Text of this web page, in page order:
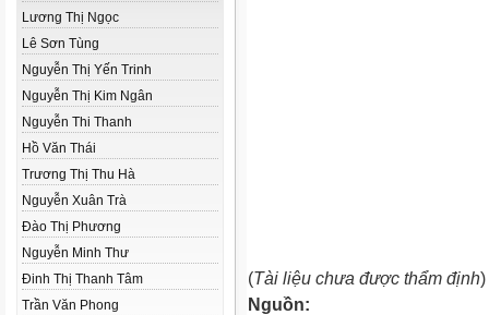
Lương Thị Ngọc
Lê Sơn Tùng
Nguyễn Thị Yến Trinh
Nguyễn Thị Kim Ngân
Nguyễn Thi Thanh
Hồ Văn Thái
Trương Thị Thu Hà
Nguyễn Xuân Trà
Đào Thị Phương
Nguyễn Minh Thư
Đinh Thị Thanh Tâm
Trần Văn Phong
(Tài liệu chưa được thẩm định)
Nguồn: